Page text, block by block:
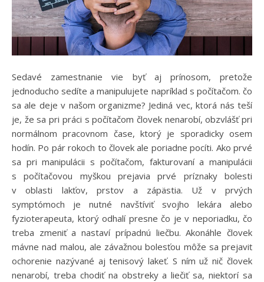
Sedavé zamestnanie vie byť aj prínosom, pretože
jednoducho sedíte a manipulujete napríklad s počítačom. čo
sa ale deje v našom organizme? Jediná vec, ktorá nás teší
je, že sa pri práci s počítačom človek nenarobí, obzvlášť pri
normálnom pracovnom čase, ktorý je sporadicky osem
hodín. Po pár rokoch to človek ale poriadne pocíti. Ako prvé
sa pri manipulácii s počítačom, fakturovaní a manipulácii
s počítačovou myškou prejavia prvé príznaky bolesti
v oblasti lakťov, prstov a zápästia. Už v prvých
symptómoch je nutné navštíviť svojho lekára alebo
fyzioterapeuta, ktorý odhalí presne čo je v neporiadku, čo
treba zmeniť a nastaví prípadnú liečbu. Akonáhle človek
mávne nad malou, ale závažnou bolesťou môže sa prejaviť
ochorenie nazývané aj tenisový lakeť. S ním už nič človek
nenarobí, treba chodiť na obstreky a liečiť sa, niektorí sa